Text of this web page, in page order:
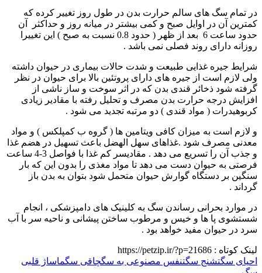
در تمام سگ های سالم حرارت بدن در طول روز تغییر کرده که
کمترین آن در اوایل صبح و کمی بیشتر در میانه روز و حداکثر آن
حدود ساعت 6 بعد از ظهر ( حدود 0.8 نسبت به صبح ) این تغییرا
روزانه دارای روند فصلی نمی باشد .
شرایط جیره غذایی طبیعت و شدت حالات بیماری در حیوان داشته
ولی لازم است از جیره های دارای پروتئین بالا برای حیوان در نظر
گرفته شود ذخائر قندی بدن که در اثر سوخت و ساز ناشی از
افزایش درجه حرارت بدن مصرف و تحلیل رفته با مقادیر زیادی
کربوهیدرات ( مواد قندی ) دو مرتبه تجدید می شود .
و لازم است به میزان کافی ویتامین ها ( گروه ب کمپلکس ) و مواد
معدنی مصرف شود .غذاهای سهل الهضل باعث تسهیل در هضم غذا
و جذب آن را تسریع می دهد . مقادیسر کم غذا با فواصل 3-4 ساعت
فرصتی به حیوان دست می دهد تا مواد مغذی را بدون این که بار
سنگین بر دستگاه گوارش حیوان متحمل شود بتوان به بدن باز
گرداند .
در موارد بحرانی رساندن سگ به کلینیک های دامپزشکی ، انجام
شستشوی پا ها و خیس و مرطوب ساختن پیشانی و ناحیه سر با آب
سرد در حیوان مفید خواهد بود .
لینک کوتاه : https://petzip.ir/?p=21686
احیای سگتشنج سگتنفس مصنوعی به سگچاقی سگماساژ قلبی